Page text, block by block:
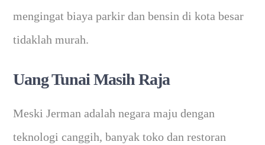
mengingat biaya parkir dan bensin di kota besar
tidaklah murah.
Uang Tunai Masih Raja
Meski Jerman adalah negara maju dengan
teknologi canggih, banyak toko dan restoran